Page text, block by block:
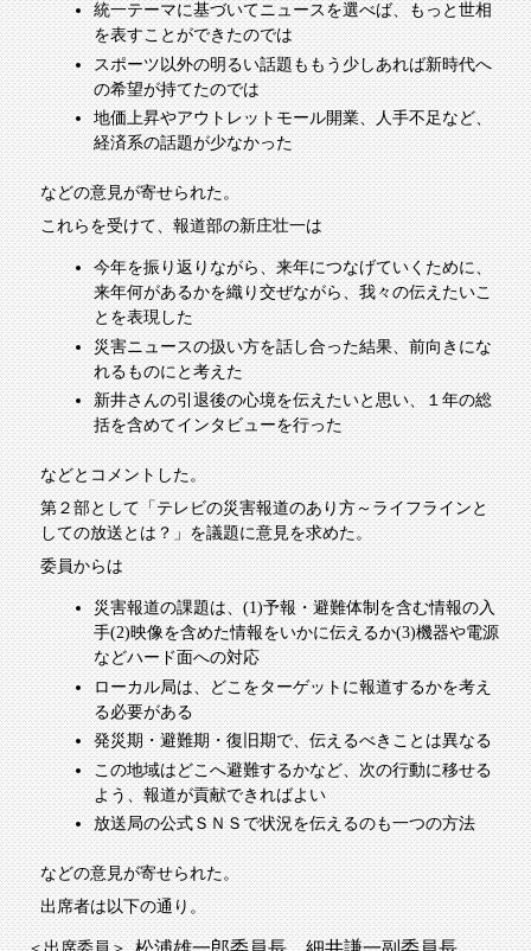
統一テーマに基づいてニュースを選べば、もっと世相
を表すことができたのでは
スポーツ以外の明るい話題ももう少しあれば新時代へ
の希望が持てたのでは
地価上昇やアウトレットモール開業、人手不足など、
経済系の話題が少なかった
などの意見が寄せられた。
これらを受けて、報道部の新庄壮一は
今年を振り返りながら、来年につなげていくために、
来年何があるかを織り交ぜながら、我々の伝えたいこ
とを表現した
災害ニュースの扱い方を話し合った結果、前向きにな
れるものにと考えた
新井さんの引退後の心境を伝えたいと思い、１年の総
括を含めてインタビューを行った
などとコメントした。
第２部として「テレビの災害報道のあり方～ライフラインと
しての放送とは？」を議題に意見を求めた。
委員からは
災害報道の課題は、(1)予報・避難体制を含む情報の入
手(2)映像を含めた情報をいかに伝えるか(3)機器や電源
などハード面への対応
ローカル局は、どこをターゲットに報道するかを考え
る必要がある
発災期・避難期・復旧期で、伝えるべきことは異なる
この地域はどこへ避難するかなど、次の行動に移せる
よう、報道が貢献できればよい
放送局の公式ＳＮＳで状況を伝えるのも一つの方法
などの意見が寄せられた。
出席者は以下の通り。